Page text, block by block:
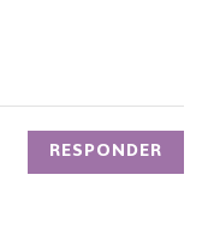
RESPONDER